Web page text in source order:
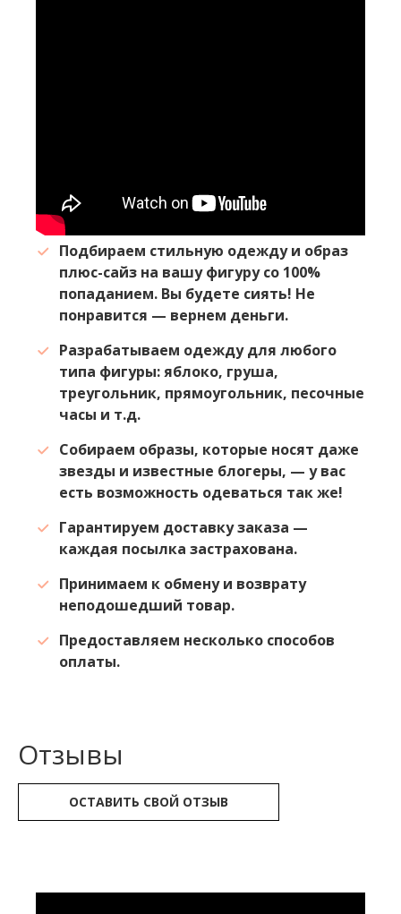
Подбираем стильную одежду и образ
плюс-сайз на вашу фигуру со 100%
попаданием. Вы будете сиять! Не
понравится — вернем деньги.
Разрабатываем одежду для любого
типа фигуры: яблоко, груша,
треугольник, прямоугольник, песочные
часы и т.д.
Собираем образы, которые носят даже
звезды и известные блогеры, — у вас
есть возможность одеваться так же!
Гарантируем доставку заказа —
каждая посылка застрахована.
Принимаем к обмену и возврату
неподошедший товар.
Предоставляем несколько способов
оплаты.
Отзывы
ОСТАВИТЬ СВОЙ ОТЗЫВ